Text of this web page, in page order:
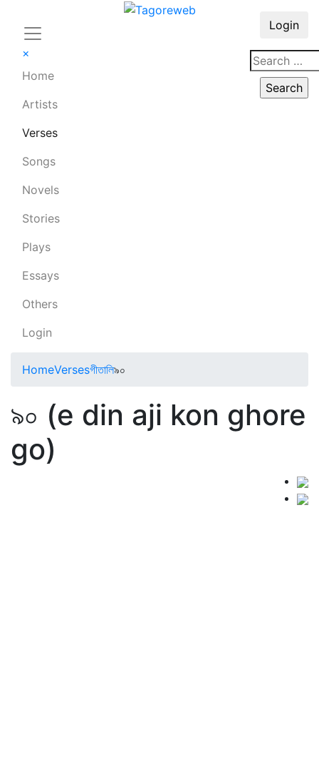
×
Home
Artists
Verses
Songs
Novels
Stories
Plays
Essays
Others
Login
Login
HomeVersesগীতালি৯০
৯০ (e din aji kon ghore
go)